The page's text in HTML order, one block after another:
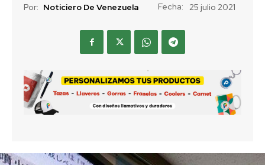
Por: Noticiero De Venezuela Fecha: 25 julio 2021